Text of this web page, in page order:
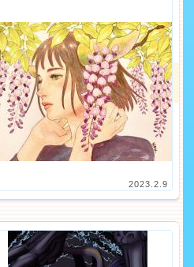
2023.2.9